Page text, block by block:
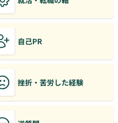
自己PR
挫折・苦労した経験